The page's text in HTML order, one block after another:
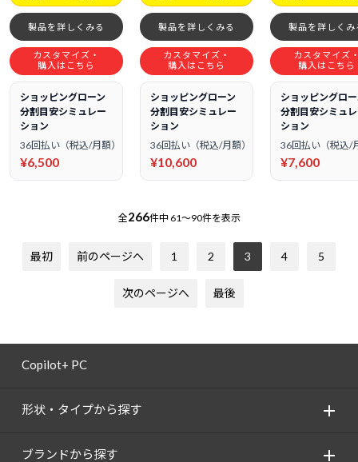
製品を詳しくみる
カスタマイズ・
購入はこちら
ショッピングローン
分割目安シミュレー
ション
36回払い（税込/月額）
¥6,500
製品を詳しくみる
カスタマイズ・
購入はこちら
ショッピングローン
分割目安シミュレー
ション
36回払い（税込/月額）
¥10,600
製品を詳しくみ
カスタマイズ
購入はこちら
ショッピングロ
分割目安シミュ
ション
36回払い（税込/
¥7,600
全266件中 61～90件を表示
最初 前のページへ 1 2 3 4 5
次のページへ 最後
Copilot+ PC
形状・タイプから探す
ブランドから探す